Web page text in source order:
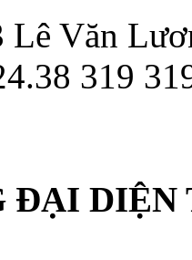
Lê Văn
319
ĐẠI